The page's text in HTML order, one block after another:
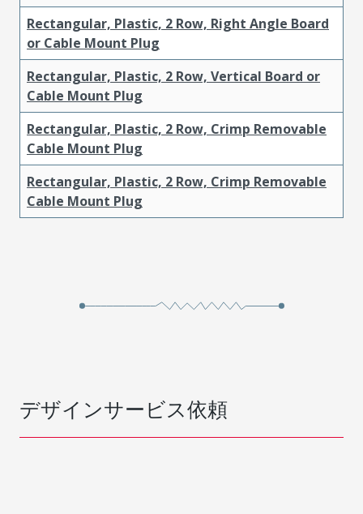
Rectangular, Plastic, 2 Row, Right Angle Board
or Cable Mount Plug
Rectangular, Plastic, 2 Row, Vertical Board or
Cable Mount Plug
Rectangular, Plastic, 2 Row, Crimp Removable
Cable Mount Plug
Rectangular, Plastic, 2 Row, Crimp Removable
Cable Mount Plug
デザインサービス依頼